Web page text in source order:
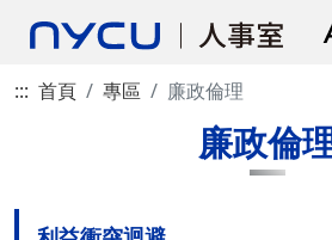
::: 首頁 專區 廉政倫理
廉政倫